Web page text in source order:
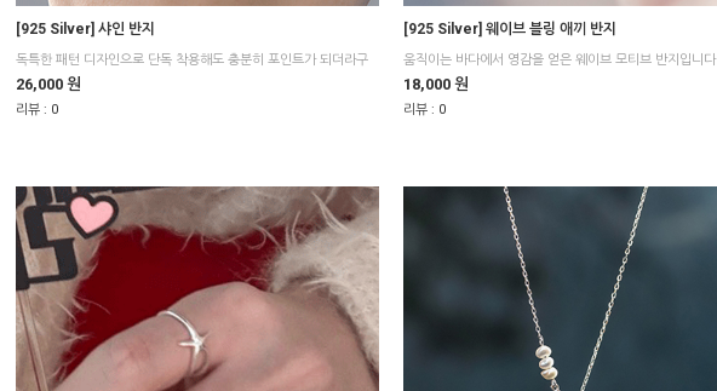
[925 Silver] 샤인 반지
26,000 원
리뷰 : 0
[925 Silver] 웨이브 블링 애끼 반지
움직이는 바다에서 영감을 얻은 웨이브 모티브 반지입니다
18,000 원
리뷰 : 0